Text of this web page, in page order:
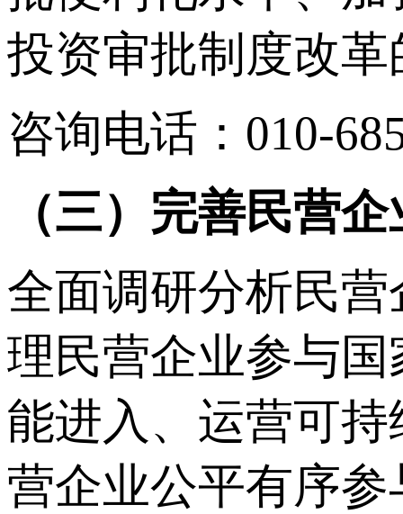
投资审批制度改
咨询电话：010-
（三）完善民营
全面调研分析民
理民营企业参与
能进入、运营可
营企业公平有序